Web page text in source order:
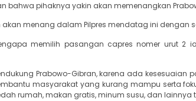
bahwa pihaknya yakin akan memenangkan
akan menang dalam Pilpres mendatag ini dengan
memilih pasangan capres nomer urut 2
Prabowo-Gibran, karena ada
masyarakat yang kurang mampu serta
rumah, makan gratis, minum susu, dan lainnya